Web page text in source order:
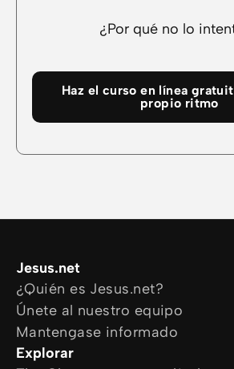
¿Por qué no lo
Haz el curso en línea
propio ritmo
Jesus.net
¿Quién es Jesus.net?
Únete al nuestro equipo
Mantengase informado
Explorar